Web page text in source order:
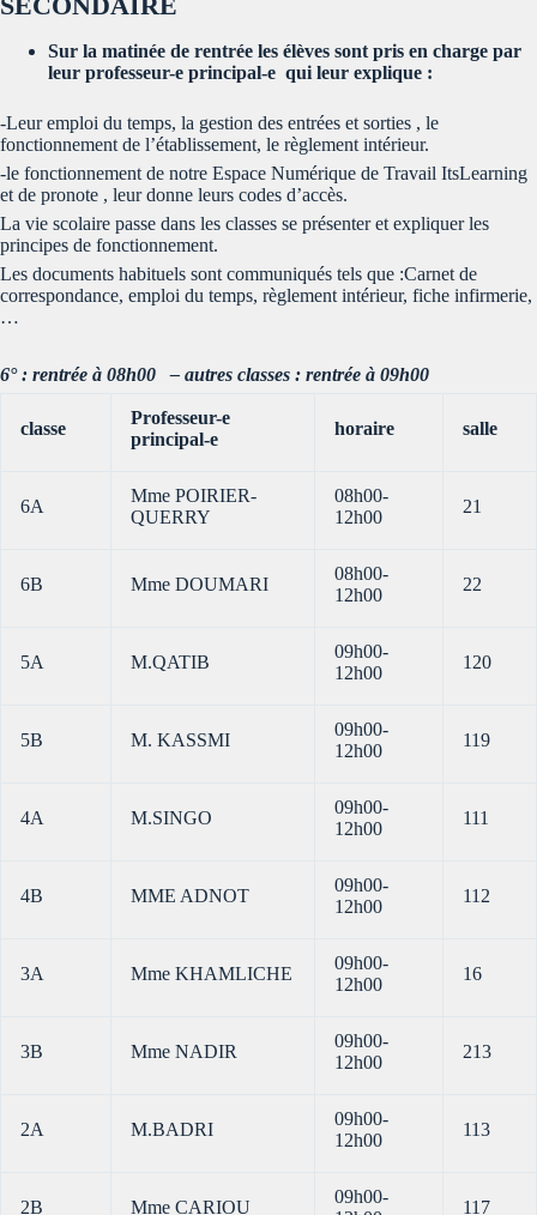
Sur la matinée de rentrée les élèves sont pris en charge par
leur professeur-e principal-e qui leur explique :
-Leur emploi du temps, la gestion des entrées et sorties , le
fonctionnement de l’établissement, le règlement intérieur.
-le fonctionnement de notre Espace Numérique de Travail ItsLearning
et de pronote , leur donne leurs codes d’accès.
La vie scolaire passe dans les classes se présenter et expliquer les
principes de fonctionnement.
Les documents habituels sont communiqués tels que :Carnet de
correspondance, emploi du temps, règlement intérieur, fiche infirmerie,
…
6° : rentrée à 08h00 – autres classes : rentrée à 09h00
classe
Professeur-e
principal-e
horaire salle
6A
Mme POIRIER-
QUERRY
08h00-
12h00
21
6B Mme DOUMARI
08h00-
12h00
22
5A M.QATIB
09h00-
12h00
120
5B M. KASSMI
09h00-
12h00
119
4A M.SINGO
09h00-
12h00
111
4B MME ADNOT
09h00-
12h00
112
3A Mme KHAMLICHE
09h00-
12h00
16
3B Mme NADIR
09h00-
12h00
213
2A M.BADRI
09h00-
12h00
113
2B Mme CARIOU
09h00-
117